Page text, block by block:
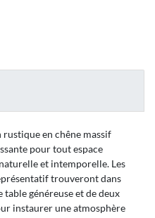
en chêne massif
pour tout espace
et intemporelle. Les
trouveront dans
généreuse et de deux
instaurer une atmosphère